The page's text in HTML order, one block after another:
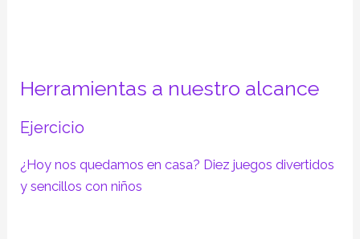
Herramientas a nuestro alcance
Ejercicio
¿Hoy nos quedamos en casa? Diez juegos divertidos
y sencillos con niños